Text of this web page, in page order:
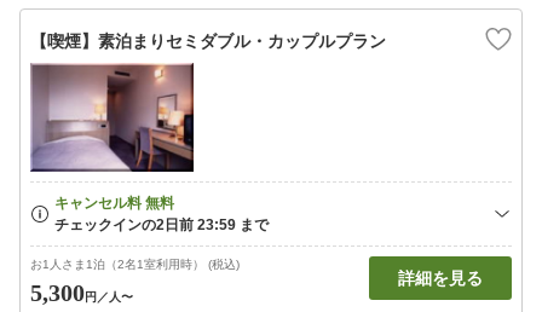
【喫煙】素泊まりセミダブル・カップルプラン
お1人さま1泊（2名1室利用時） (税込)
5,300円 ／人〜
詳細を見る